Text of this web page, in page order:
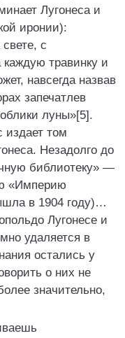
Лугонеса и
иронии):
с
травинку и
навсегда назвав
запечатлев
луны»[5].
издает том
Незадолго до
библиотеку» —
«Империю
в 1904 году)…
Лугонесе и
удаляется в
остались у
о них не
значительно,